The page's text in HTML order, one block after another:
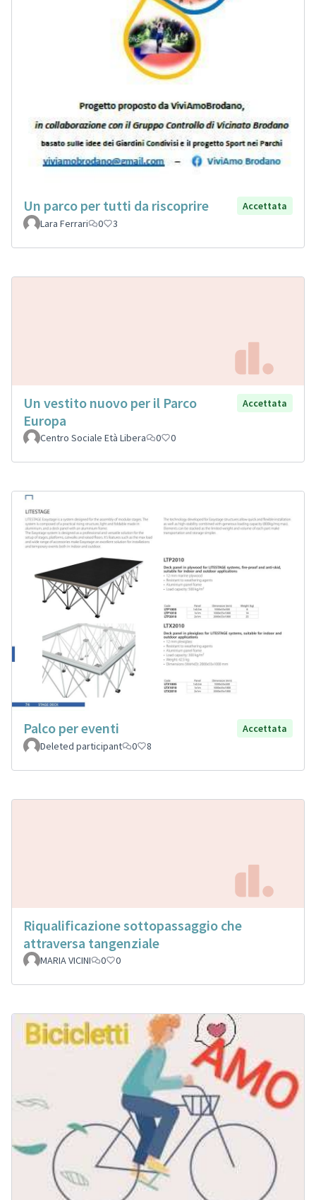
Un parco per tutti da riscoprire
Accettata
Lara Ferrari
0 3
Un vestito nuovo per il Parco
Europa
Accettata
Centro Sociale Età Libera 0 0
Palco per eventi
Accettata
Deleted participant
0 8
Riqualificazione sottopassaggio che
attraversa tangenziale
MARIA VICINI 0 0